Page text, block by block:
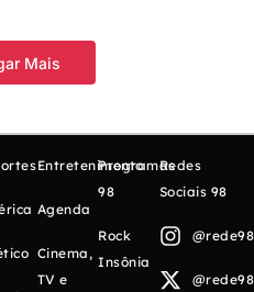
Mais
Entretenimento
Agenda
Cinema,
TV e
Programas
98
Rock
Insônia
Redes
Sociais 98